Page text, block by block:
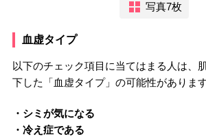
写真7枚
血虚タイプ
以下のチェック項目に当てはまる人は、
下した「血虚タイプ」の可能性があります
・シミが気になる
・冷え症である